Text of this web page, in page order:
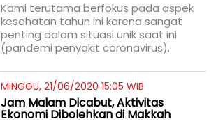
Kami terutama berfokus pada aspek
kesehatan tahun ini karena sangat
penting dalam situasi unik saat ini
(pandemi penyakit coronavirus).
MINGGU, 21/06/2020 15:05 WIB
Jam Malam Dicabut, Aktivitas
Ekonomi Dibolehkan di Makkah